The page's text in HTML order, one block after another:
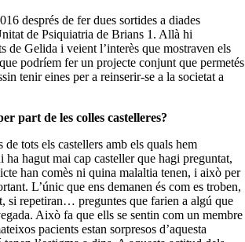
després de fer dues sortides a diades
de Psiquiatria de Brians 1. Allà hi
de Gelida i veient l’interès que mostraven els
podríem fer un projecte conjunt que permetés
tenir eines per a reinserir-se a la societat a
part de les colles castelleres?
tots els castellers amb els quals hem
hagut mai cap casteller que hagi preguntat,
han comès ni quina malaltia tenen, i això per
L’únic que ens demanen és com es troben,
si repetiran… preguntes que farien a algú que
Això fa que ells se sentin com un membre
pacients estan sorpresos d’aquesta